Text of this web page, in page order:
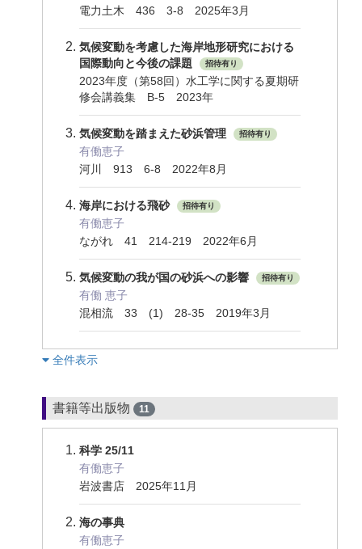
電力土木 436 3-8 2025年3月
気候変動を考慮した海岸地形研究における
国際動向と今後の課題
招待有り
2023年度（第58回）水工学に関する夏期研
修会講義集 B-5 2023年
気候変動を踏まえた砂浜管理 招待有り
有働恵子
河川 913 6-8 2022年8月
海岸における飛砂 招待有り
有働恵子
ながれ 41 214-219 2022年6月
気候変動の我が国の砂浜への影響 招待有り
有働 恵子
混相流 33 (1) 28-35 2019年3月
︎全件表示
書籍等出版物 11
科学 25/11
有働恵子
岩波書店 2025年11月
海の事典
有働恵子